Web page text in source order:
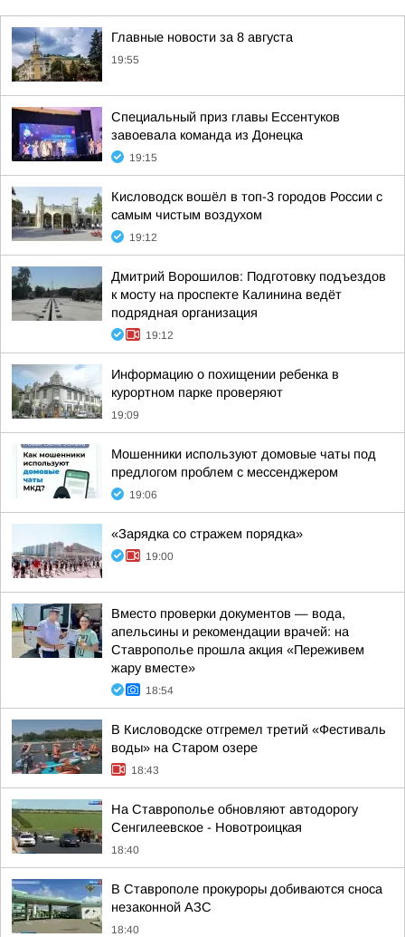
Главные новости за 8 августа
19:55
Специальный приз главы Ессентуков
завоевала команда из Донецка
19:15
Кисловодск вошёл в топ-3 городов России с
самым чистым воздухом
19:12
Дмитрий Ворошилов: Подготовку подъездов
к мосту на проспекте Калинина ведёт
подрядная организация
19:12
Информацию о похищении ребенка в
курортном парке проверяют
19:09
Мошенники используют домовые чаты под
предлогом проблем с мессенджером
19:06
«Зарядка со стражем порядка»
19:00
Вместо проверки документов — вода,
апельсины и рекомендации врачей: на
Ставрополье прошла акция «Переживем
жару вместе»
18:54
В Кисловодске отгремел третий «Фестиваль
воды» на Старом озере
18:43
На Ставрополье обновляют автодорогу
Сенгилеевское - Новотроицкая
18:40
В Ставрополе прокуроры добиваются сноса
незаконной АЗС
18:40